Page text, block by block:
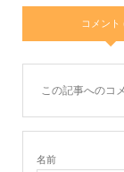
コメント
この記事へのコ
名前